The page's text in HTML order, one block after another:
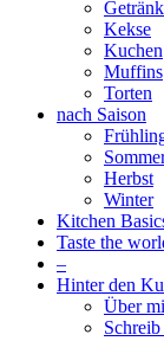
Kekse
Kuchen
Muffins
Torten
nach Saison
Herbst
Winter
Kitchen
Taste the
–
Hinter den
Über